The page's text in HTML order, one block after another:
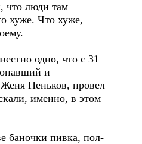
что люди там
хуже. Что хуже,
одно, что с 31
и
Пеньков, провел
именно, в этом
баночки пивка, пол-